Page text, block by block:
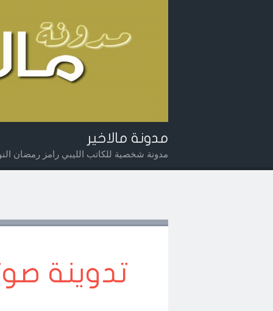
مدونة مالاخير
مدونة شخصية للكاتب الليبي رامز رمضان
Menu
Widgets
Search
تدوينة